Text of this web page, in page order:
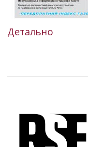
Детально